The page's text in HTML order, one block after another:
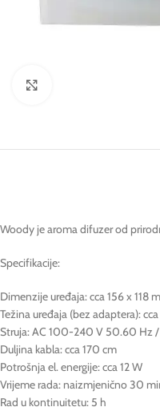
Woody je aroma difuzer od
Specifikacije:
Dimenzije uređaja: cca 156 x 118
Težina uređaja (bez adaptera):
Struja: AC 100-240 V 50.60 Hz
Duljina kabla: cca 170 cm
Potrošnja el. energije: cca 12 W
Vrijeme rada: naizmjenično 30
Rad u kontinuitetu: 5 h